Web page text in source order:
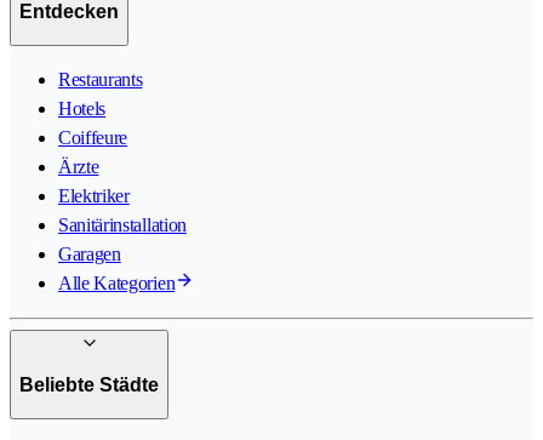
Entdecken
Restaurants
Hotels
Coiffeure
Ärzte
Elektriker
Sanitärinstallation
Garagen
Alle Kategorien
Beliebte Städte